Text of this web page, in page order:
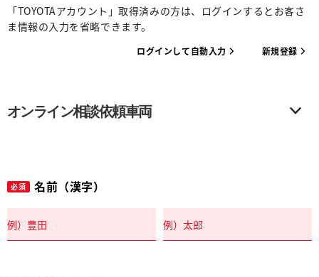
「TOYOTAアカウント」取得済みの方は、ログインするとお客さ
ま情報の入力を省略できます。
ログインして自動入力 新規登録
オンライン相談依頼車両
必須 名前（漢字）